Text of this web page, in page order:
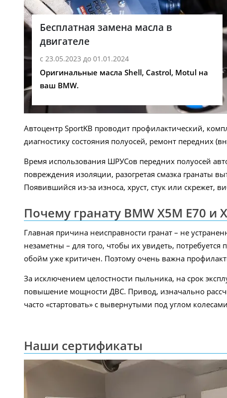
Бесплатная замена масла в
двигателе
с 23.05.2023 до 01.01.2024
Оригинальные масла Shell, Castrol, Motul на
ваш BMW.
Автоцентр SportKB проводит профилактический,
диагностику состояния полуосей, ремонт передних
Время использования ШРУСов передних полуосей
повреждения изоляции, разогретая смазка гранаты
Появившийся из-за износа, хруст, стук или скрежет,
Почему гранату BMW X5M E70 и
Главная причина неисправности гранат – не
незаметны – для того, чтобы их увидеть,
обойм уже критичен. Поэтому очень важна
За исключением целостности пыльника, на срок
повышение мощности ДВС. Привод, изначально
часто «стартовать» с вывернутыми под углом
Наши сертификаты